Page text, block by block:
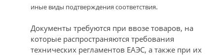
иные виды подтверждения соответствия.
Документы требуются при ввозе товаров, на
которые распространяются требования
технических регламентов ЕАЭС, а также при их